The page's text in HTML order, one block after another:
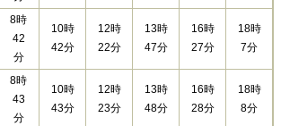
8時
42
分
10時
42分
12時
22分
13時
47分
16時
27分
18時
7分
8時
43
分
10時
43分
12時
23分
13時
48分
16時
28分
18時
8分